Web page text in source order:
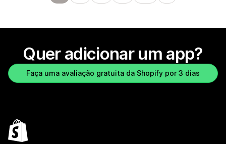
Quer adicionar um app?
Faça uma avaliação gratuita da Shopify por 3 dias